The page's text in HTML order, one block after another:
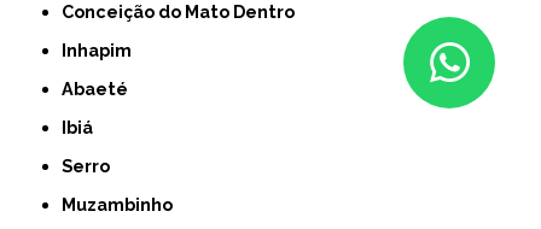
Conceição do Mato Dentro
Inhapim
Abaeté
Ibiá
Serro
Muzambinho